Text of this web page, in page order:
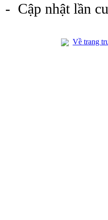
- Cập nhật lần
Về trang